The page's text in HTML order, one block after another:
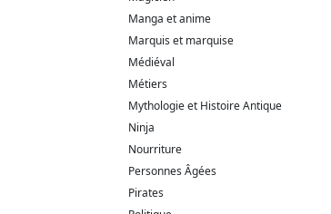
Manga et anime
Marquis et marquise
Médiéval
Métiers
Mythologie et Histoire Antique
Ninja
Nourriture
Personnes Âgées
Pirates